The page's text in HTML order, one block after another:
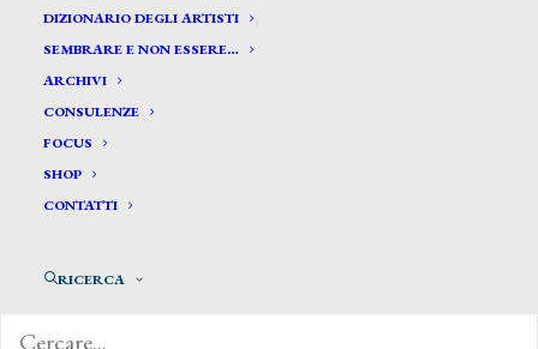
DIZIONARIO DEGLI ARTISTI
SEMBRARE E NON ESSERE…
ARCHIVI
CONSULENZE
FOCUS
SHOP
CONTATTI
RICERCA
Viggiano